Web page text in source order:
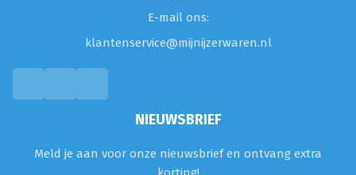
E-mail ons:
klantenservice@mijnijzerwaren.nl
NIEUWSBRIEF
Meld je aan voor onze nieuwsbrief en ontvang extra